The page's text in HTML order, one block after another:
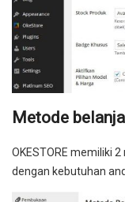
Metode belanja
OKESTORE memiliki
dengan kebutuhan